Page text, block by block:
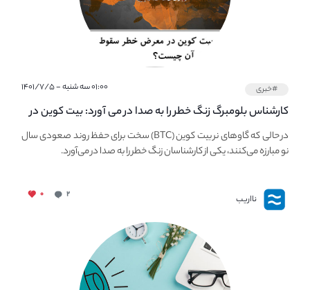
#خبری ۰۱:۰۰ سه شنبه - ۱۴۰۱/۷/۵
کارشناس بلومبرگ زنگ خطر را به صدا در می آورد: بیت کوین در
معرض خطر سقوط بزرگ است - دلیل آن چیست؟در حالی که گاوهای نر بیت کوین (BTC) سخت برای حفظ روند صعودی سال
نو مبارزه می‌کنند، یکی از کارشناسان زنگ خطر را به صدا در می‌آورد.
نااریب ۲ ۰